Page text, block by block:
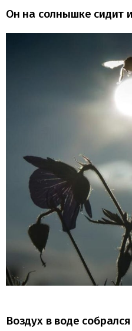
Он на солнышке сидит
Воздух в воде